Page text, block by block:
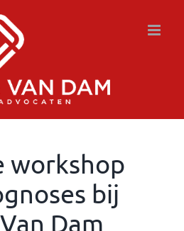
workshop
bij
Dam